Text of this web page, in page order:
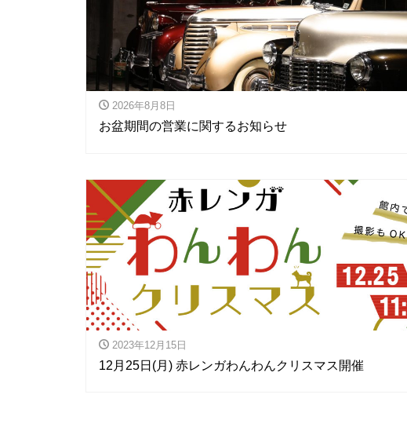
2026年8月8日
お盆期間の営業に関するお知らせ
2023年12月15日
12月25日(月) 赤レンガわんわんクリスマス開催